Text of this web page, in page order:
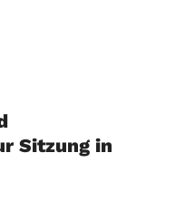
Sitzung in